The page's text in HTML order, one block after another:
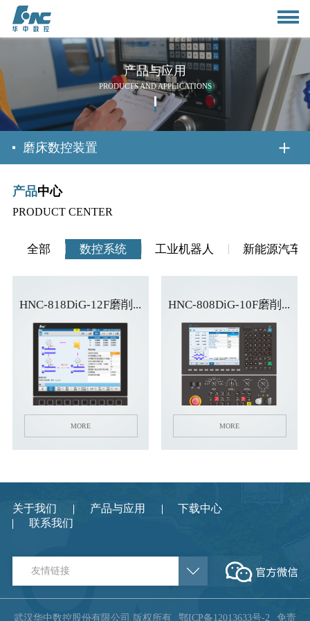
首页
关于我们
公司简介
董事长致辞
组织架构
企业文化
资质荣誉
新闻资讯
行业动态
媒体报道
公示公告
视频中心
产品中心
应用案例
投资者关系
投资者提问
法制宣传
联系我们
人力资源
产品与应用
PRODUCTS AND APPLICATIONS
磨床数控装置
产品中心
PRODUCT CENTER
全部 数控系统 工业机器人 新能源汽车
HNC-818DiG-12F磨削...
MORE
HNC-808DiG-10F磨削...
MORE
关于我们 产品与应用
下载中心
联系我们
友情链接
武汉华中数控股份有限公司 版权所有 鄂ICP备12013633号-2 免责